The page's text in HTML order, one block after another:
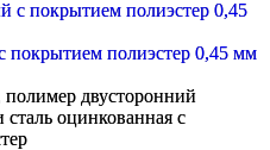
полиэстер 0,45 мм
двусторонний
сталь оцинкованная с